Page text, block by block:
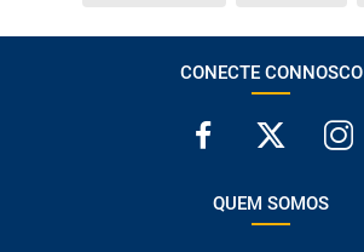
CONECTE CONNOSCO
QUEM SOMOS